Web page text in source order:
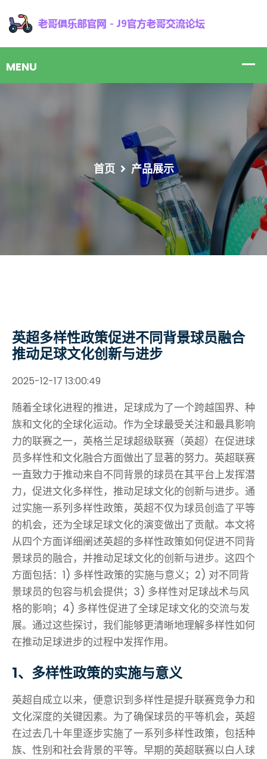
首页 产品展示
英超多样性政策促进不同背景球员融合
推动足球文化创新与进步
2025-12-17 13:00:49
随着全球化进程的推进，足球成为了一个跨越国界、种
族和文化的全球化运动。作为全球最受关注和最具影响
力的联赛之一，英格兰足球超级联赛（英超）在促进球
员多样性和文化融合方面做出了显著的努力。英超联赛
一直致力于推动来自不同背景的球员在其平台上发挥潜
力，促进文化多样性，推动足球文化的创新与进步。通
过实施一系列多样性政策，英超不仅为球员创造了平等
的机会，还为全球足球文化的演变做出了贡献。本文将
从四个方面详细阐述英超的多样性政策如何促进不同背
景球员的融合，并推动足球文化的创新与进步。这四个
方面包括：1) 多样性政策的实施与意义；2) 对不同背
景球员的包容与机会提供；3) 多样性对足球战术与风
格的影响；4) 多样性促进了全球足球文化的交流与发
展。通过这些探讨，我们能够更清晰地理解多样性如何
在推动足球进步的过程中发挥作用。
1、多样性政策的实施与意义
英超自成立以来，便意识到多样性是提升联赛竞争力和
文化深度的关键因素。为了确保球员的平等机会，英超
在过去几十年里逐步实施了一系列多样性政策，包括种
族、性别和社会背景的平等。早期的英超联赛以白人球